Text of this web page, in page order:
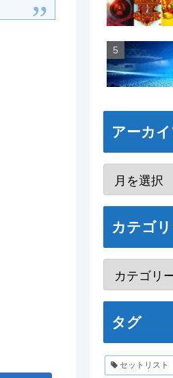
アーカ
カテゴ
タグ
セットリスト